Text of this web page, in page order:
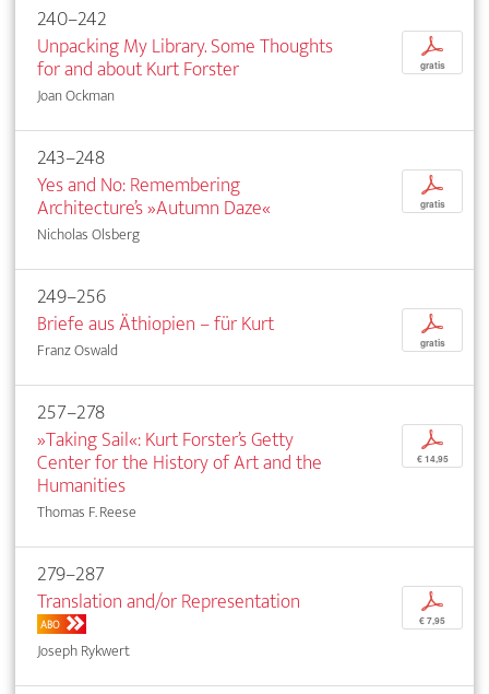
240–242
Unpacking My Library. Some Thoughts
for and about Kurt Forster
Joan Ockman
p
gratis
243–248
Yes and No: Remembering
Architecture’s »Autumn Daze«
Nicholas Olsberg
p
gratis
249–256
Briefe aus Äthiopien – für Kurt
Franz Oswald
p
gratis
257–278
»Taking Sail«: Kurt Forster’s Getty
Center for the History of Art and the
Humanities
Thomas F. Reese
p
€ 14,95
279–287
Translation and/or Representation
ABO
Joseph Rykwert
p
€ 7,95